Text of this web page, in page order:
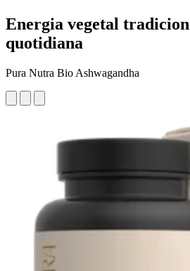
Energia vegetal
quotidiana
Pura Nutra Bio Ashwagandha